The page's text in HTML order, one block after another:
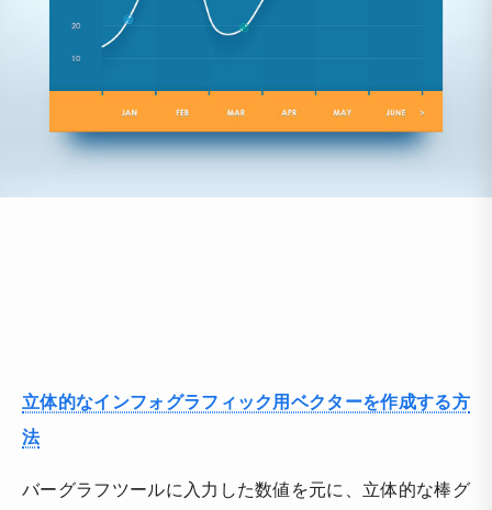
立体的なインフォグラフィック用ベクターを作成する方
法
バーグラフツールに入力した数値を元に、立体的な棒グ